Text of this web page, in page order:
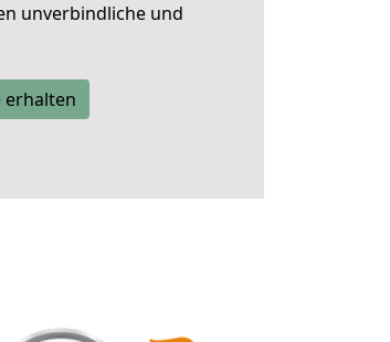
unverbindliche und
erhalten